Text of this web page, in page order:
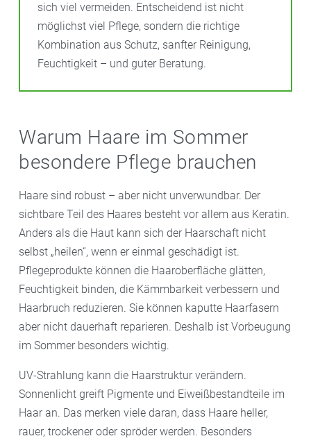
sich viel vermeiden. Entscheidend ist nicht
möglichst viel Pflege, sondern die richtige
Kombination aus Schutz, sanfter Reinigung,
Feuchtigkeit – und guter Beratung.
Warum Haare im Sommer
besondere Pflege brauchen
Haare sind robust – aber nicht unverwundbar. Der
sichtbare Teil des Haares besteht vor allem aus Keratin.
Anders als die Haut kann sich der Haarschaft nicht
selbst „heilen“, wenn er einmal geschädigt ist.
Pflegeprodukte können die Haaroberfläche glätten,
Feuchtigkeit binden, die Kämmbarkeit verbessern und
Haarbruch reduzieren. Sie können kaputte Haarfasern
aber nicht dauerhaft reparieren. Deshalb ist Vorbeugung
im Sommer besonders wichtig.
UV-Strahlung kann die Haarstruktur verändern.
Sonnenlicht greift Pigmente und Eiweißbestandteile im
Haar an. Das merken viele daran, dass Haare heller,
rauer, trockener oder spröder werden. Besonders